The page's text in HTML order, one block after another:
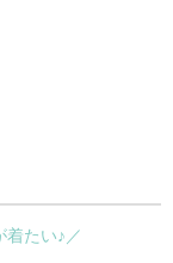
着たい♪／